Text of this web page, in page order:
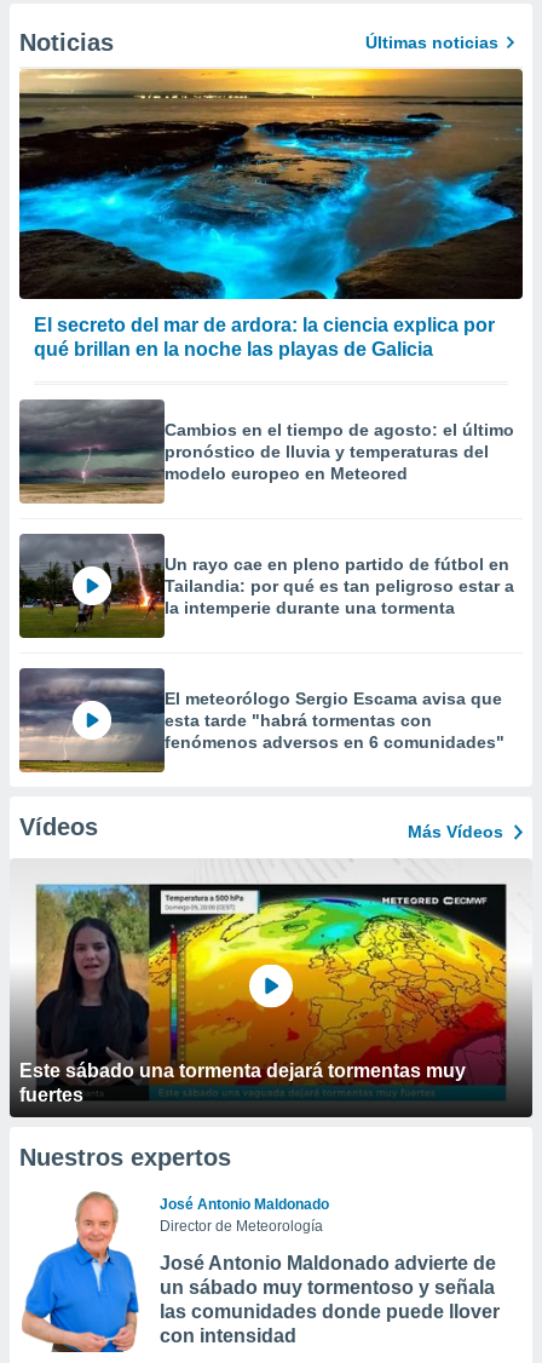
Noticias Últimas noticias
El secreto del mar de ardora: la ciencia explica por
qué brillan en la noche las playas de Galicia
Cambios en el tiempo de agosto: el último
pronóstico de lluvia y temperaturas del
modelo europeo en Meteored
Un rayo cae en pleno partido de fútbol en
Tailandia: por qué es tan peligroso estar a
la intemperie durante una tormenta
El meteorólogo Sergio Escama avisa que
esta tarde "habrá tormentas con
fenómenos adversos en 6 comunidades"
Vídeos Más Vídeos
Este sábado una tormenta dejará tormentas muy
fuertes
Nuestros expertos
José Antonio Maldonado
Director de Meteorología
José Antonio Maldonado advierte de
un sábado muy tormentoso y señala
las comunidades donde puede llover
con intensidad